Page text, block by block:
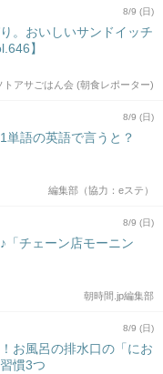
8/9 (日)
。おいしいサンドイッチ
】
トアサごはん会 (朝食レポーター)
8/9 (日)
単語の英語で言うと？
編集部（協力：eステ）
8/9 (日)
「チェーン店モーニン
朝時間.jp編集部
8/9 (日)
お風呂の排水口の「にお
慣3つ